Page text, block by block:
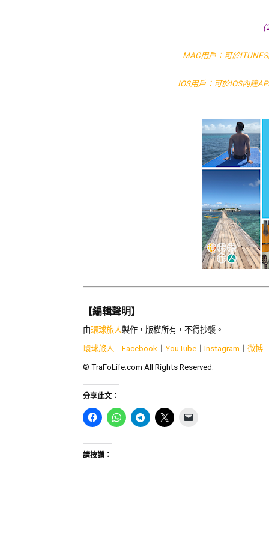
MAC用戶：可於ITUNES
IOS用戶：可於IOS內建
【編輯聲明】
由環球旅人製作，版權所有，不得抄襲。
環球旅人 Facebook YouTube Instagram 微博
© TraFoLife.com All Rights Reserved.
分享此文：
請按讚：